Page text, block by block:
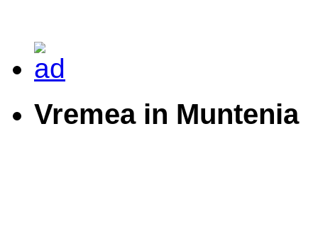
Vremea in Muntenia